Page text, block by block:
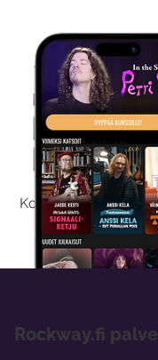
Kokeilemalla
Rockway.fi